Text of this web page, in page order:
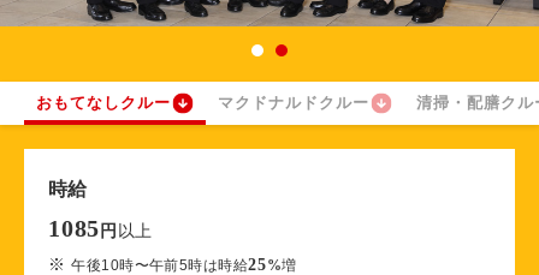
おもてなしクルー マクドナルドクルー 清掃・配膳クル
時給
1085 円 以上
※午後10時〜午前5時は時給25%増